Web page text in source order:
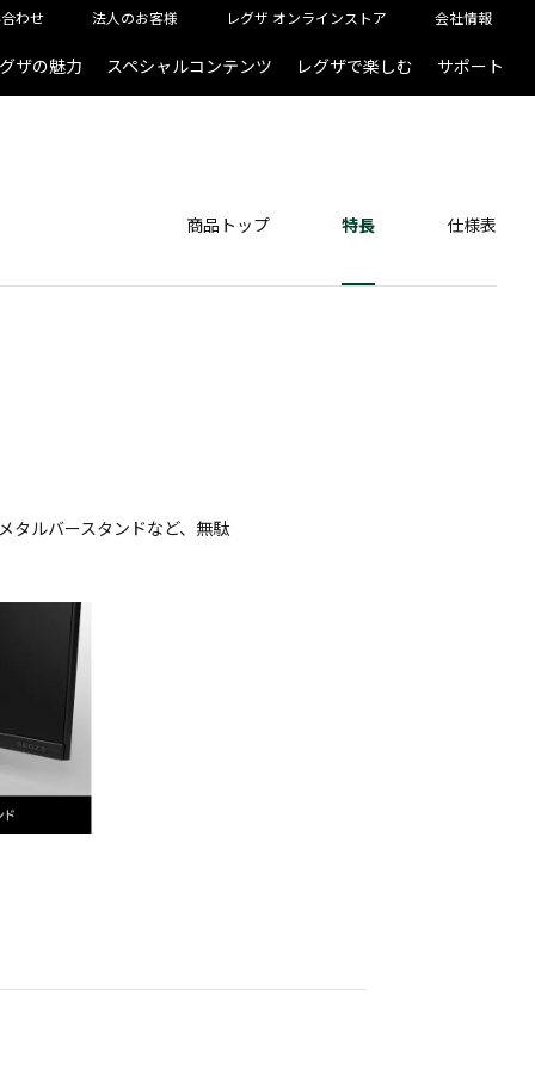
わせ 法人のお客様 レグザ オンラインストア 会社情報
ザの魅力 スペシャルコンテンツ レグザで楽しむ サポート
商品トップ 特長 仕様表
タルバースタンドなど、無駄